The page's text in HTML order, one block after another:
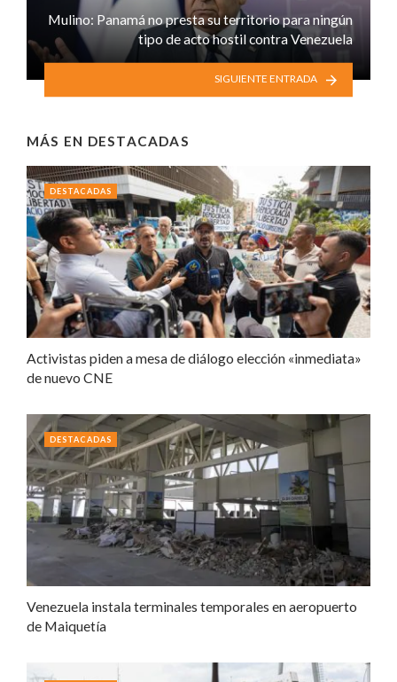
Mulino: Panamá no presta su territorio para ningún
tipo de acto hostil contra Venezuela
SIGUIENTE ENTRADA
MÁS EN DESTACADAS
Activistas piden a mesa de diálogo elección «inmediata»
de nuevo CNE
DESTACADAS
Venezuela instala terminales temporales en aeropuerto
de Maiquetía
DESTACADAS